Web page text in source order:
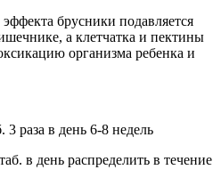
брусники подавляется
а клетчатка и пектины
организма ребенка и
3 раза в день 6-8 недель
в день распределить в течение